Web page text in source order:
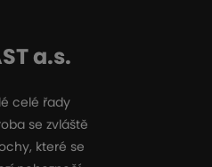
a.s.
celé řady
se zvláště
které se